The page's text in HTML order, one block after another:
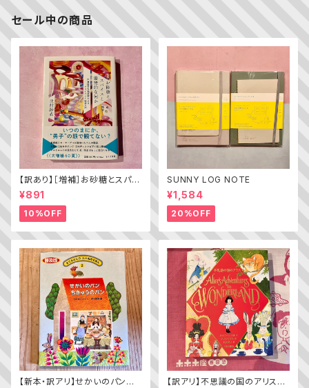
セール中の商品
【訳あり】［増補］お砂糖とスパイ
スと爆発的な何か ——不真面
目な批評家によるフェミニスト批
評入門
¥891
10%OFF
SUNNY LOG NOTE
¥1,584
20%OFF
【新本・訳アリ】せかいのパン
【訳アリ】不思議の国のアリス（A